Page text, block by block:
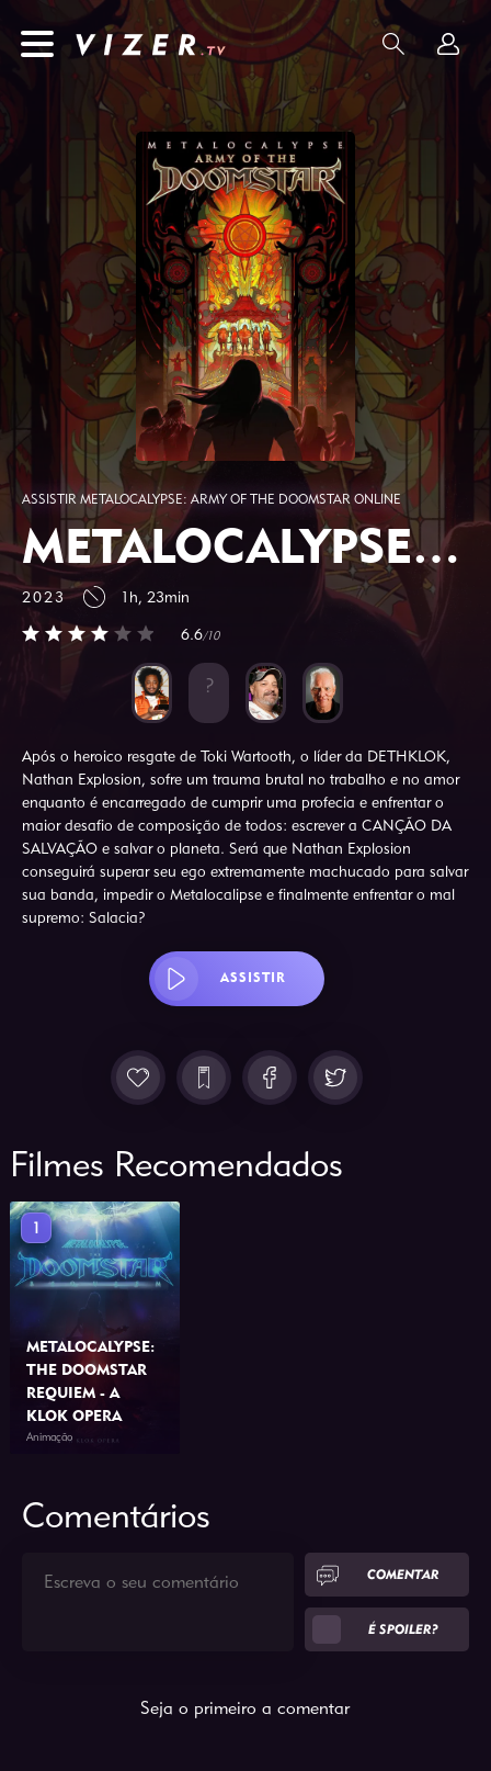
ASSISTIR METALOCALYPSE: ARMY OF THE DOOMSTAR ONLINE
METALOCALYPSE: ARMY OF THE DOOMSTAR
2023 1h, 23min
6.6/10
Após o heroico resgate de Toki Wartooth, o líder da DETHKLOK,
Nathan Explosion, sofre um trauma brutal no trabalho e no amor
enquanto é encarregado de cumprir uma profecia e enfrentar o
maior desafio de composição de todos: escrever a CANÇÃO DA
SALVAÇÃO e salvar o planeta. Será que Nathan Explosion
conseguirá superar seu ego extremamente machucado para salvar
sua banda, impedir o Metalocalipse e finalmente enfrentar o mal
supremo: Salacia?
ASSISTIR
Filmes Recomendados
1
METALOCALYPSE:
THE DOOMSTAR
REQUIEM - A
KLOK OPERA
Animação
Comentários
COMENTAR
É SPOILER?
Seja o primeiro a comentar